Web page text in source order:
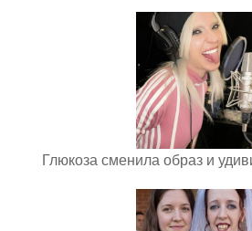
Глюкоза сменила образ и